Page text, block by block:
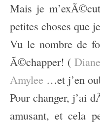
Mais je
petites choses que
Vu le nombre de
Ã©chapper! (Diane
Amylee …et j’en
Pour changer, j’ai
amusant, et cela